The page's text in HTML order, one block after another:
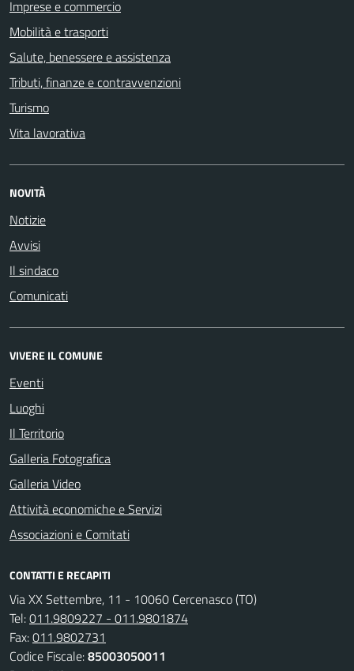
Imprese e commercio
Mobilità e trasporti
Salute, benessere e assistenza
Tributi, finanze e contravvenzioni
Turismo
Vita lavorativa
NOVITÀ
Notizie
Avvisi
Il sindaco
Comunicati
VIVERE IL COMUNE
Eventi
Luoghi
Il Territorio
Galleria Fotografica
Galleria Video
Attività economiche e Servizi
Associazioni e Comitati
CONTATTI E RECAPITI
Via XX Settembre, 11 - 10060 Cercenasco (TO)
Tel:011.9809227 - 011.9801874
Fax:011.9802731
Codice Fiscale:85003050011